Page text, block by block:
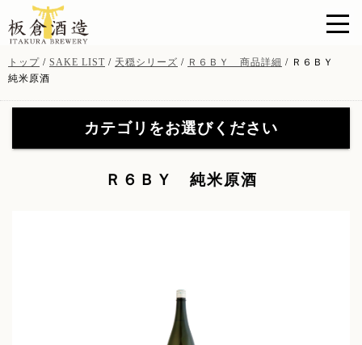
このページの本文へ
現
在
位
トップ / SAKE LIST / 天穏シリーズ / Ｒ６ＢＹ 商品詳細 / Ｒ６ＢＹ
純米原酒
カテゴリをお選びください
(19)
【特約店限定販売】無窮天
穏シリーズ(41)
Ｒ６ＢＹ 純米原酒